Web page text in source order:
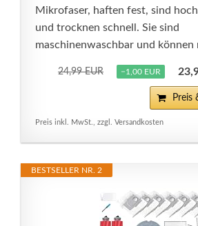
Mikrofaser, haften fest, sind
und trocknen schnell. Sie sind
maschinenwaschbar und können
24,99 EUR −1,00 EUR
Preis
Preis inkl. MwSt., zzgl. Versandkosten
BESTSELLER NR. 2